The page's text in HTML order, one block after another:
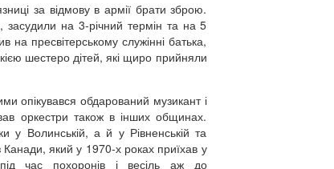
за відмову в армії брати зброю.
на 3-річний термін та на 5
пресвітерському служінні батька,
шестеро дітей, які щиро прийняли
опікувався обдарований музикант і
оркестри також в інших общинах.
у Волинській, а й у Рівненській та
Канади, який у 1970-х роках приїхав у
час похоронів і весіль аж до